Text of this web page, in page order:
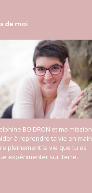
de moi
BOIDRON et ma mission
à reprendre ta vie en main
pleinement la vie que tu es
expérimenter sur Terre.